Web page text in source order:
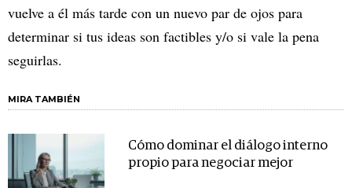
vuelve a él más tarde con un nuevo par de ojos para
determinar si tus ideas son factibles y/o si vale la pena
seguirlas.
MIRA TAMBIÉN
Cómo dominar el diálogo interno
propio para negociar mejor